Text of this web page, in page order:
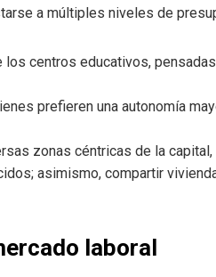
a múltiples niveles de
centros educativos,
prefieren una autonomía
zonas céntricas de la capital,
asimismo, compartir
laboral